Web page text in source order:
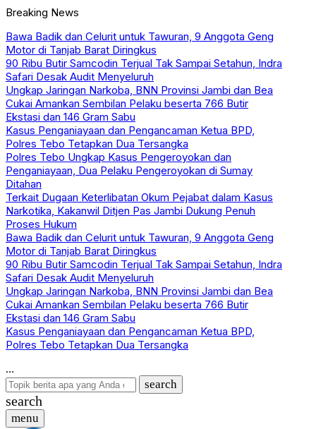
Breaking News
Bawa Badik dan Celurit untuk Tawuran, 9 Anggota Geng
Motor di Tanjab Barat Diringkus
90 Ribu Butir Samcodin Terjual Tak Sampai Setahun, Indra
Safari Desak Audit Menyeluruh
Ungkap Jaringan Narkoba, BNN Provinsi Jambi dan Bea
Cukai Amankan Sembilan Pelaku beserta 766 Butir
Ekstasi dan 146 Gram Sabu
Kasus Penganiayaan dan Pengancaman Ketua BPD,
Polres Tebo Tetapkan Dua Tersangka
Polres Tebo Ungkap Kasus Pengeroyokan dan
Penganiayaan, Dua Pelaku Pengeroyokan di Sumay
Ditahan
Terkait Dugaan Keterlibatan Okum Pejabat dalam Kasus
Narkotika, Kakanwil Ditjen Pas Jambi Dukung Penuh
Proses Hukum
Bawa Badik dan Celurit untuk Tawuran, 9 Anggota Geng
Motor di Tanjab Barat Diringkus
90 Ribu Butir Samcodin Terjual Tak Sampai Setahun, Indra
Safari Desak Audit Menyeluruh
Ungkap Jaringan Narkoba, BNN Provinsi Jambi dan Bea
Cukai Amankan Sembilan Pelaku beserta 766 Butir
Ekstasi dan 146 Gram Sabu
Kasus Penganiayaan dan Pengancaman Ketua BPD,
Polres Tebo Tetapkan Dua Tersangka
search
menu